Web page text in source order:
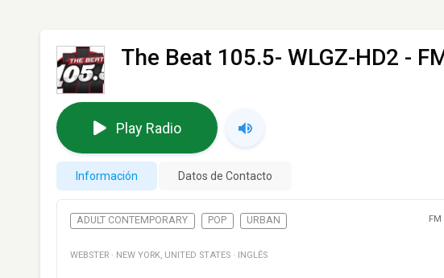
The Beat 105.5- WLGZ-HD2 -
Play Radio
Información Datos de Contacto
ADULT CONTEMPORARY POP URBAN FM
WEBSTER · NEW YORK, UNITED STATES · INGLÉS